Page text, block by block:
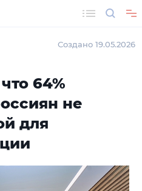
Создано 19.05.2026
64%
не
для